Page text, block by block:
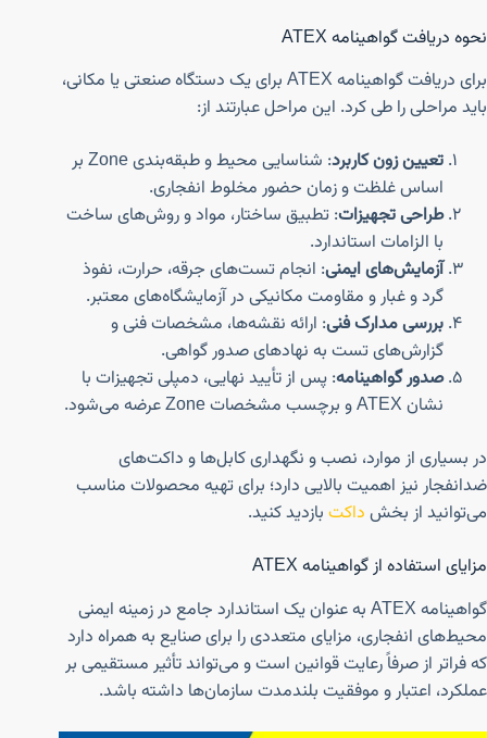
نحوه دریافت گواهینامه ATEX
برای دریافت گواهینامه ATEX برای یک دستگاه صنعتی یا مکانی،
باید مراحلی را طی کرد. این مراحل عبارتند از:
تعیین زون کاربرد
: شناسایی محیط و طبقه‌بندی Zone بر
اساس غلظت و زمان حضور مخلوط انفجاری.
طراحی تجهیزات: تطبیق ساختار، مواد و روش‌های ساخت
با الزامات استاندارد.
آزمایش‌های ایمنی: انجام تست‌های جرقه، حرارت، نفوذ
گرد و غبار و مقاومت مکانیکی در آزمایشگاه‌های معتبر.
بررسی مدارک فنی: ارائه نقشه‌ها، مشخصات فنی و
گزارش‌های تست به نهادهای صدور گواهی.
صدور گواهینامه: پس از تأیید نهایی، دمپلی تجهیزات با
نشان ATEX و برچسب مشخصات Zone عرضه می‌شود.
در بسیاری از موارد، نصب و نگهداری کابل‌ها و داکت‌های
ضدانفجار نیز اهمیت بالایی دارد؛ برای تهیه محصولات مناسب
می‌توانید از بخش داکت بازدید کنید.
مزایای استفاده از گواهینامه ATEX
گواهینامه ATEX به عنوان یک استاندارد جامع در زمینه ایمنی
محیط‌های انفجاری، مزایای متعددی را برای صنایع به همراه دارد
که فراتر از صرفاً رعایت قوانین است و می‌تواند تأثیر مستقیمی بر
عملکرد، اعتبار و موفقیت بلندمدت سازمان‌ها داشته باشد.